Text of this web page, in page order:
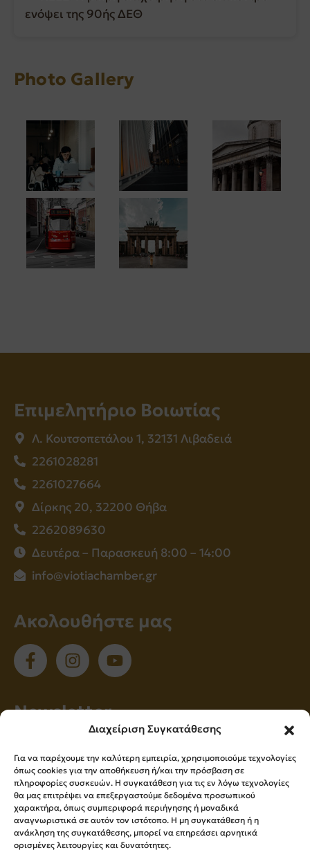
Διαχείριση Συγκατάθεσης
Για να παρέχουμε την καλύτερη εμπειρία, χρησιμοποιούμε τεχνολογίες
όπως cookies για την αποθήκευση ή/και την πρόσβαση σε
πληροφορίες συσκευών. Η συγκατάθεση για τις εν λόγω τεχνολογίες
θα μας επιτρέψει να επεξεργαστούμε δεδομένα προσωπικού
χαρακτήρα, όπως συμπεριφορά περιήγησης ή μοναδικά
αναγνωριστικά σε αυτόν τον ιστότοπο. Η μη συγκατάθεση ή η
ανάκληση της συγκατάθεσης, μπορεί να επηρεάσει αρνητικά
ορισμένες λειτουργίες και δυνατότητες.
ενόψει της 90ής ΔΕΘ
Photo Gallery
Επιμελητήριο Βοιωτίας
Λ. Κουτσοπετάλου 1, 32131 Λιβαδειά
2261028281
2261027664
Δίρκης 20, 32200 Θήβα
2262089630
Δευτέρα – Παρασκευή 8:00 – 14:00
info@viotiachamber.gr
Ακολουθήστε μας
Νewsletter
ενημερώνεστε πρώτοι για όλα τα νέα μας!
Εγγραφή